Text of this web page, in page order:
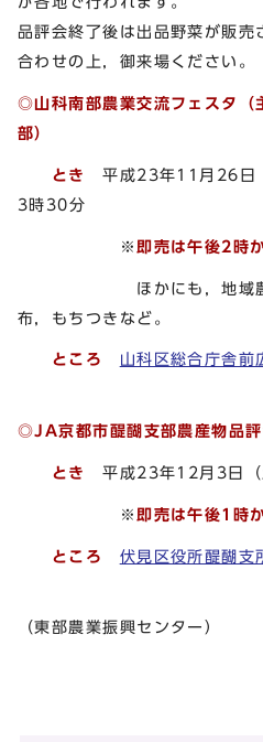
品評会終了後は出品野菜が販売
合わせの上，御来場ください。
◎山科南部農業交流フェスタ（
部）
とき
平成23年11月26日
3時30分
※ 即売は午後2時
ほかにも，地域農業の
布，もちつきなど。
ところ 山科区総合庁舎前
◎JA京都市醍醐支部農産物品
とき 平成23年12月3日（
※ 即売は午後1時
ところ 伏見区役所醍醐支
（東部農業振興センター）